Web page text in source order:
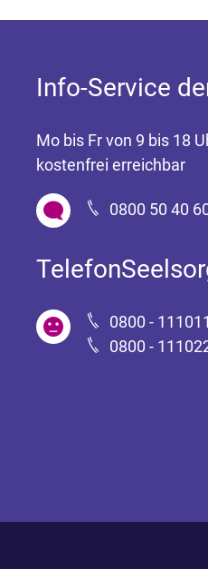
Info-Service
Mo bis Fr von 9 bis 18
kostenfrei erreichbar
0800 50 40
0800 -
0800 -